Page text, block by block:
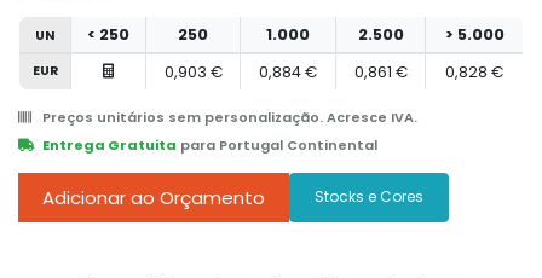
UN < 250 250 1.000 2.500 > 5.000
EUR 0,903 € 0,884 € 0,861 € 0,828 €
Preços unitários sem personalização. Acresce IVA.
Entrega Gratuita para Portugal Continental
Adicionar ao Orçamento Stocks e Cores